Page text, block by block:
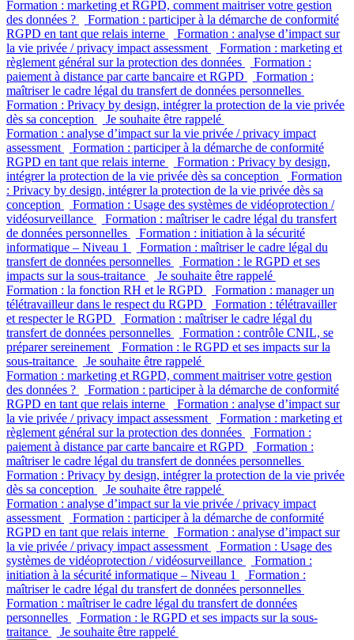
Formation : marketing et RGPD, comment maitriser votre gestion
des données ?
Formation : participer à la démarche de conformité
RGPD en tant que relais interne
Formation : analyse d’impact sur
la vie privée / privacy impact assessment
Formation : marketing et
règlement général sur la protection des données
Formation :
paiement à distance par carte bancaire et RGPD
Formation :
maîtriser le cadre légal du transfert de données personnelles
Formation : Privacy by design, intégrer la protection de la vie privée
dès sa conception
Je souhaite être rappelé
Formation : analyse d’impact sur la vie privée / privacy impact
assessment
Formation : participer à la démarche de conformité
RGPD en tant que relais interne
Formation : Privacy by design,
intégrer la protection de la vie privée dès sa conception
Formation
: Privacy by design, intégrer la protection de la vie privée dès sa
conception
Formation : Usage des systèmes de vidéoprotection /
vidéosurveillance
Formation : maîtriser le cadre légal du transfert
de données personnelles
Formation : initiation à la sécurité
informatique – Niveau 1
Formation : maîtriser le cadre légal du
transfert de données personnelles
Formation : le RGPD et ses
impacts sur la sous-traitance
Je souhaite être rappelé
Formation : la fonction RH et le RGPD
Formation : manager un
télétravailleur dans le respect du RGPD
Formation : télétravailler
et respecter le RGPD
Formation : maîtriser le cadre légal du
transfert de données personnelles
Formation : contrôle CNIL, se
préparer sereinement
Formation : le RGPD et ses impacts sur la
sous-traitance
Je souhaite être rappelé
Formation : marketing et RGPD, comment maitriser votre gestion
des données ?
Formation : participer à la démarche de conformité
RGPD en tant que relais interne
Formation : analyse d’impact sur
la vie privée / privacy impact assessment
Formation : marketing et
règlement général sur la protection des données
Formation :
paiement à distance par carte bancaire et RGPD
Formation :
maîtriser le cadre légal du transfert de données personnelles
Formation : Privacy by design, intégrer la protection de la vie privée
dès sa conception
Je souhaite être rappelé
Formation : analyse d’impact sur la vie privée / privacy impact
assessment
Formation : participer à la démarche de conformité
RGPD en tant que relais interne
Formation : analyse d’impact sur
la vie privée / privacy impact assessment
Formation : Usage des
systèmes de vidéoprotection / vidéosurveillance
Formation :
initiation à la sécurité informatique – Niveau 1
Formation :
maîtriser le cadre légal du transfert de données personnelles
Formation : maîtriser le cadre légal du transfert de données
personnelles
Formation : le RGPD et ses impacts sur la sous-
traitance
Je souhaite être rappelé